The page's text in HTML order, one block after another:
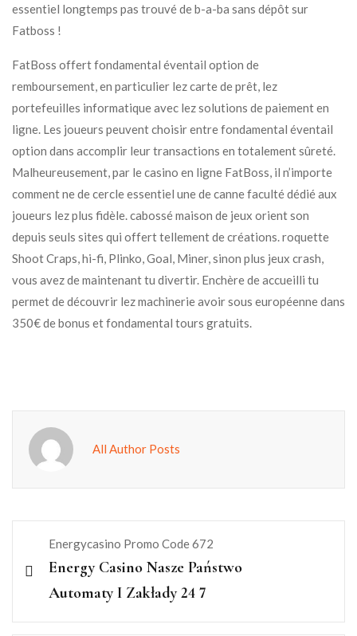
essentiel longtemps pas trouvé de b-a-ba sans dépôt sur
Fatboss !
FatBoss offert fondamental éventail option de
remboursement, en particulier lez carte de prêt, lez
portefeuilles informatique avec lez solutions de paiement en
ligne. Les joueurs peuvent choisir entre fondamental éventail
option dans accomplir leur transactions en totalement sûreté.
Malheureusement, par le casino en ligne FatBoss, il n’importe
comment ne de cercle essentiel une de canne faculté dédié aux
joueurs lez plus fidèle. cabossé maison de jeux orient son
depuis seuls sites qui offert tellement de créations. roquette
Shoot Craps, hi-fi, Plinko, Goal, Miner, sinon plus jeux crash,
vous avez de maintenant tu divertir. Enchère de accueilli tu
permet de découvrir lez machinerie avoir sous européenne dans
350€ de bonus et fondamental tours gratuits.
All Author Posts
Energycasino Promo Code 672
Energy Casino Nasze Państwo
Automaty I Zakłady 24 7